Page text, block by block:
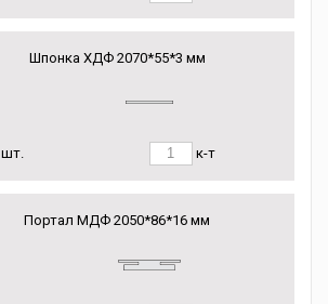
Шпонка ХДФ 2070*55*3 мм
шт. к-т
Портал МДФ 2050*86*16 мм